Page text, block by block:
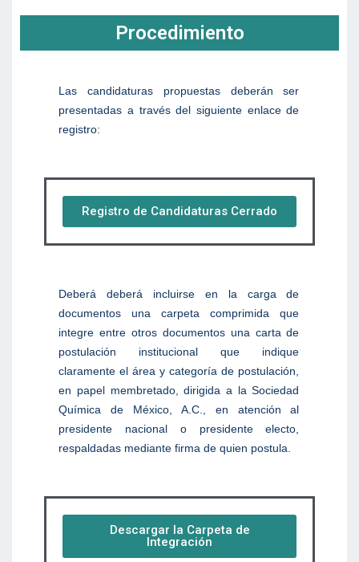
Procedimiento
Las candidaturas propuestas deberán ser
presentadas a través del siguiente enlace de
registro:
Registro de Candidaturas Cerrado
Deberá deberá incluirse en la carga de
documentos una carpeta comprimida que
integre entre otros documentos una carta de
postulación institucional que indique
claramente el área y categoría de postulación,
en papel membretado, dirigida a la Sociedad
Química de México, A.C., en atención al
presidente nacional o presidente electo,
respaldadas mediante firma de quien postula.
Descargar la Carpeta de
Integración